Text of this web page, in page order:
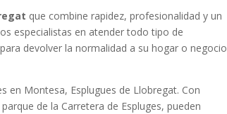
que combine rapidez, profesionalidad y un
especialistas en atender todo tipo de
devolver la normalidad a su hogar o negocio
en Montesa, Esplugues de Llobregat. Con
de la Carretera de Espluges, pueden